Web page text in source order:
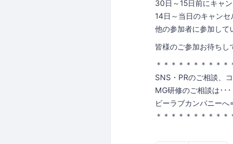
30日～15日前にキャ
14日～当日のキャン
他の参加者に参加して
皆様のご参加お待ちし
＊＊＊＊＊＊＊＊＊＊
SNS・PRのご相談、
MG研修のご相談は･･･
ビーラブカンパニー
＊＊＊＊＊＊＊＊＊＊